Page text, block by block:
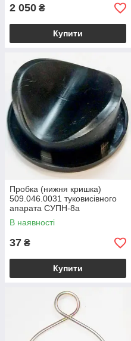
2 050 ₴
Купити
Пробка (нижня кришка)
509.046.0031 туковисівного
апарата СУПН-8а
В наявності
37 ₴
Купити